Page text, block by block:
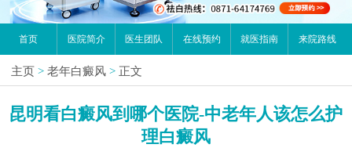
首页 医院简介 医生团队 在线预约 就医指南 来院路线
主页 > 老年白癜风 > 正文
昆明看白癜风到哪个医院-中老年人该怎么护
理白癜风